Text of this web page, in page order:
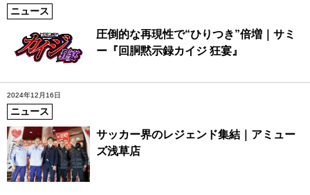
ニュース
圧倒的な再現性で“ひりつき”倍増｜サミ
ー『回胴黙示録カイジ 狂宴』
2024年12月16日
ニュース
サッカー界のレジェンド集結｜アミュー
ズ浅草店